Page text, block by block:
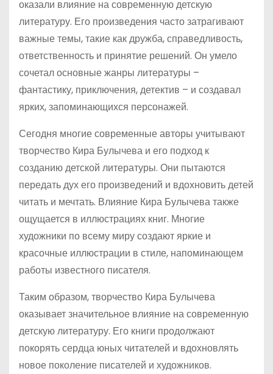
оказали влияние на современную детскую
литературу. Его произведения часто затрагивают
важные темы, такие как дружба, справедливость,
ответственность и принятие решений. Он умело
сочетал основные жанры литературы –
фантастику, приключения, детектив – и создавал
ярких, запоминающихся персонажей.
Сегодня многие современные авторы учитывают
творчество Кира Булычева и его подход к
созданию детской литературы. Они пытаются
передать дух его произведений и вдохновить детей
читать и мечтать. Влияние Кира Булычева также
ощущается в иллюстрациях книг. Многие
художники по всему миру создают яркие и
красочные иллюстрации в стиле, напоминающем
работы известного писателя.
Таким образом, творчество Кира Булычева
оказывает значительное влияние на современную
детскую литературу. Его книги продолжают
покорять сердца юных читателей и вдохновлять
новое поколение писателей и художников.